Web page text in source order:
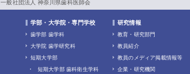
一般社団法人 神奈川県歯科医師会
学部・大学院・専門学校
歯学部 歯学科
大学院 歯学研究科
短期大学部
短期大学部 歯科衛生学科
研究情報
教育・研究部門
教員紹介
教員のメディア掲載情報等
企業・研究機関